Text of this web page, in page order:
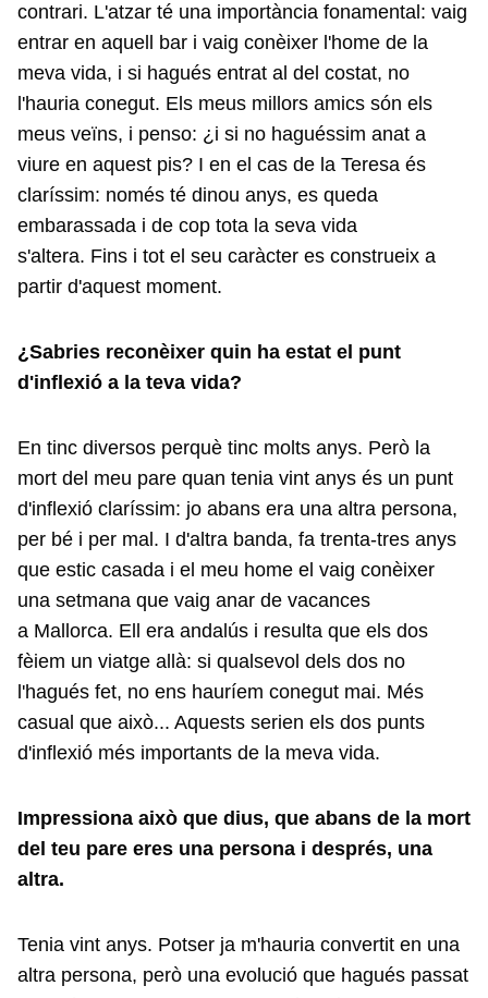
contrari. L'atzar té una importància fonamental: vaig
entrar en aquell bar i vaig conèixer l'home de la
meva vida, i si hagués entrat al del costat, no
l'hauria conegut. Els meus millors amics són els
meus veïns, i penso: ¿i si no haguéssim anat a
viure en aquest pis? I en el cas de la Teresa és
claríssim: només té dinou anys, es queda
embarassada i de cop tota la seva vida
s'altera. Fins i tot el seu caràcter es construeix a
partir d'aquest moment.
¿Sabries reconèixer quin ha estat el punt
d'inflexió a la teva vida?
En tinc diversos perquè tinc molts anys. Però la
mort del meu pare quan tenia vint anys és un punt
d'inflexió claríssim: jo abans era una altra persona,
per bé i per mal. I d'altra banda, fa trenta-tres anys
que estic casada i el meu home el vaig conèixer
una setmana que vaig anar de vacances
a Mallorca. Ell era andalús i resulta que els dos
fèiem un viatge allà: si qualsevol dels dos no
l'hagués fet, no ens hauríem conegut mai. Més
casual que això... Aquests serien els dos punts
d'inflexió més importants de la meva vida.
Impressiona això que dius, que abans de la mort
del teu pare eres una persona i després, una
altra.
Tenia vint anys. Potser ja m'hauria convertit en una
altra persona, però una evolució que hagués passat